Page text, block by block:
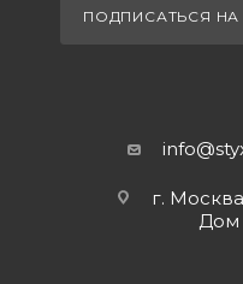
ПОДПИСАТЬСЯ
г.
Дом